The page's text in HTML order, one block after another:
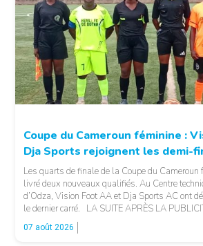
Coupe du Cameroun féminine :
Dja Sports rejoignent les demi-
Les quarts de finale de la Coupe du
livré deux nouveaux qualifiés. Au Centre
d’Odza, Vision Foot AA et Dja Sports AC ont
le dernier carré. LA SUITE APRÈS LA
FF, Vision Foot a dû patienter jusqu’à la […]
07 août 2026